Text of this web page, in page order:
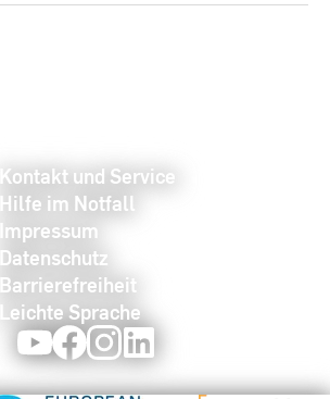
Kontakt und Service
Hilfe im Notfall
Impressum
Datenschutz
Barrierefreiheit
Leichte Sprache
YoutubeFacebookInstagram